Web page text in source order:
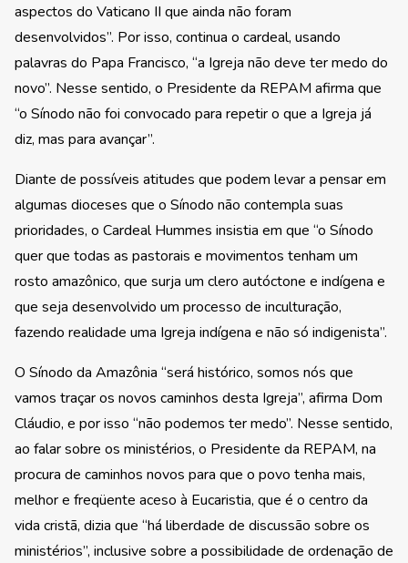
aspectos do Vaticano II que ainda não foram
desenvolvidos”. Por isso, continua o cardeal, usando
palavras do Papa Francisco, “a Igreja não deve ter medo do
novo”. Nesse sentido, o Presidente da REPAM afirma que
“o Sínodo não foi convocado para repetir o que a Igreja já
diz, mas para avançar”.
Diante de possíveis atitudes que podem levar a pensar em
algumas dioceses que o Sínodo não contempla suas
prioridades, o Cardeal Hummes insistia em que “o Sínodo
quer que todas as pastorais e movimentos tenham um
rosto amazônico, que surja um clero autóctone e indígena e
que seja desenvolvido um processo de inculturação,
fazendo realidade uma Igreja indígena e não só indigenista”.
O Sínodo da Amazônia “será histórico, somos nós que
vamos traçar os novos caminhos desta Igreja”, afirma Dom
Cláudio, e por isso “não podemos ter medo”. Nesse sentido,
ao falar sobre os ministérios, o Presidente da REPAM, na
procura de caminhos novos para que o povo tenha mais,
melhor e freqüente aceso à Eucaristia, que é o centro da
vida cristã, dizia que “há liberdade de discussão sobre os
ministérios”, inclusive sobre a possibilidade de ordenação de